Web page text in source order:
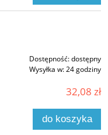
Dostępność:dostępny
Wysyłka w:24 godziny
32,08 zł
do koszyka